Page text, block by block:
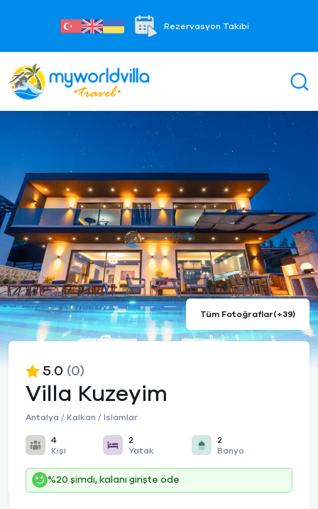
Rezervasyon Takibi
Tüm Fotoğraflar(+39)
Villa Kuzeyim
Antalya / Kalkan / İslamlar
5.0 (0)
4
Kişi
2
Yatak
2
Banyo
%20 şimdi, kalanı girişte öde